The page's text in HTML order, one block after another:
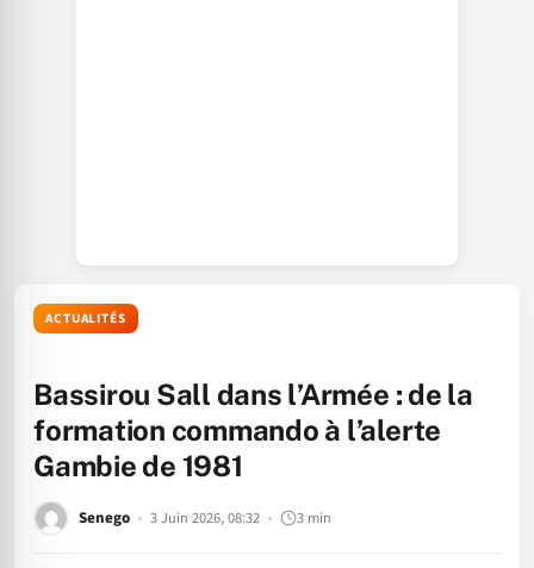
ACTUALITÉS
Bassirou Sall dans l’Armée : de la
formation commando à l’alerte
Gambie de 1981
Senego 3 Juin 2026, 08:32 3 min